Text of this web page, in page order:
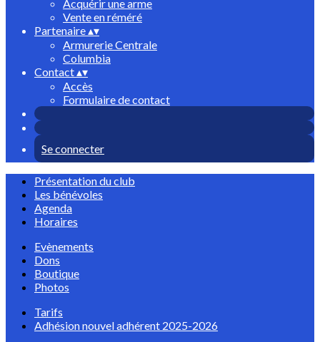
Acquérir une arme
Vente en réméré
Partenaire▴▾
Armurerie Centrale
Columbia
Contact▴▾
Accès
Formulaire de contact
Se connecter
Présentation du club
Les bénévoles
Agenda
Horaires
Evènements
Dons
Boutique
Photos
Tarifs
Adhésion nouvel adhérent 2025-2026